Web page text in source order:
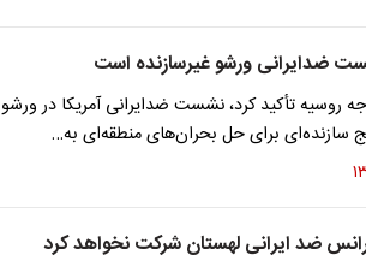
ضدایرانی ورشو غیرسازنده است
روسیه تأکید کرد، نشست ضدایرانی آمریکا در ورشو
سازنده‌ای برای حل بحران‌های منطقه‌ای به…
ضد ایرانی لهستان شرکت نخواهد کرد